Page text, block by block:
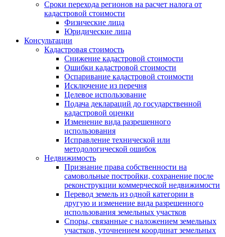
Сроки перехода регионов на расчет налога от
кадастровой стоимости
Физические лица
Юридические лица
Консультации
Кадастровая стоимость
Снижение кадастровой стоимости
Ошибки кадастровой стоимости
Оспаривание кадастровой стоимости
Исключение из перечня
Целевое использование
Подача деклараций до государственной
кадастровой оценки
Изменение вида разрешенного
использования
Исправление технической или
методологической ошибок
Недвижимость
Признание права собственности на
самовольные постройки, сохранение после
реконструкции коммерческой недвижимости
Перевод земель из одной категории в
другую и изменение вида разрешенного
использования земельных участков
Споры, связанные с наложением земельных
участков, уточнением координат земельных